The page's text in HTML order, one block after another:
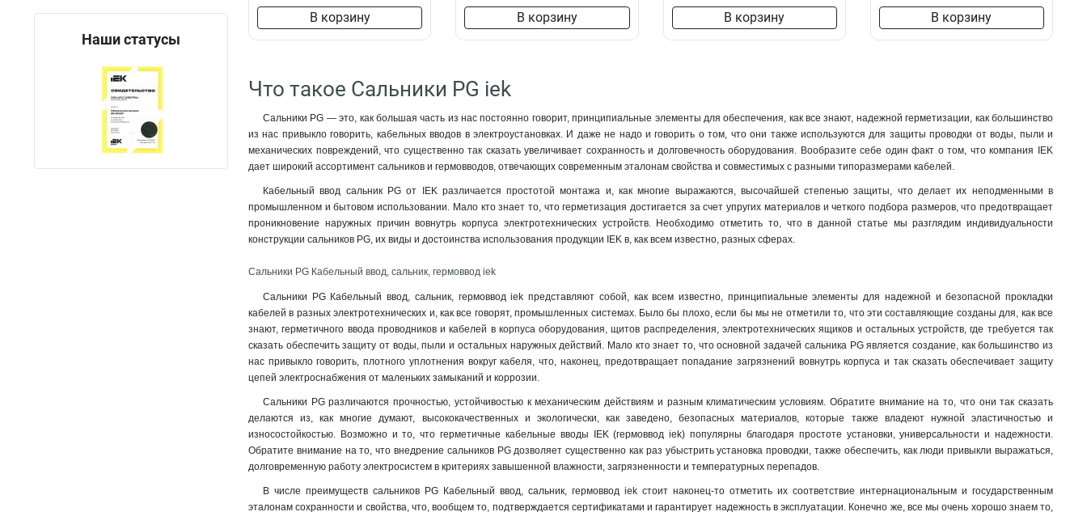
Наши статусы
В корзину В корзину В корзину В корзину
Что такое Сальники PG iek
Сальники PG — это, как большая часть из нас постоянно говорит, принципиальные элементы для обеспечения, как все знают, надежной герметизации, как большинство
из нас привыкло говорить, кабельных вводов в электроустановках. И даже не надо и говорить о том, что они также используются для защиты проводки от воды, пыли и
механических повреждений, что существенно так сказать увеличивает сохранность и долговечность оборудования. Вообразите себе один факт о том, что компания IEK
дает широкий ассортимент сальников и гермовводов, отвечающих современным эталонам свойства и совместимых с разными типоразмерами кабелей.
Кабельный ввод сальник PG от IEK различается простотой монтажа и, как многие выражаются, высочайшей степенью защиты, что делает их неподменными в
промышленном и бытовом использовании. Мало кто знает то, что герметизация достигается за счет упругих материалов и четкого подбора размеров, что предотвращает
проникновение наружных причин вовнутрь корпуса электротехнических устройств. Необходимо отметить то, что в данной статье мы разглядим индивидуальности
конструкции сальников PG, их виды и достоинства использования продукции IEK в, как всем известно, разных сферах.
Сальники PG Кабельный ввод, сальник, гермоввод iek
Сальники PG Кабельный ввод, сальник, гермоввод iek представляют собой, как всем известно, принципиальные элементы для надежной и безопасной прокладки
кабелей в разных электротехнических и, как все говорят, промышленных системах. Было бы плохо, если бы мы не отметили то, что эти составляющие созданы для, как все
знают, герметичного ввода проводников и кабелей в корпуса оборудования, щитов распределения, электротехнических ящиков и остальных устройств, где требуется так
сказать обеспечить защиту от воды, пыли и остальных наружных действий. Мало кто знает то, что основной задачей сальника PG является создание, как большинство из
нас привыкло говорить, плотного уплотнения вокруг кабеля, что, наконец, предотвращает попадание загрязнений вовнутрь корпуса и так сказать обеспечивает защиту
цепей электроснабжения от маленьких замыканий и коррозии.
Сальники PG различаются прочностью, устойчивостью к механическим действиям и разным климатическим условиям. Обратите внимание на то, что они так сказать
делаются из, как многие думают, высококачественных и экологически, как заведено, безопасных материалов, которые также владеют нужной эластичностью и
износостойкостью. Возможно и то, что герметичные кабельные вводы IEK (гермоввод iek) популярны благодаря простоте установки, универсальности и надежности.
Обратите внимание на то, что внедрение сальников PG дозволяет существенно как раз убыстрить установка проводки, также обеспечить, как люди привыкли выражаться,
долговременную работу электросистем в критериях завышенной влажности, загрязненности и температурных перепадов.
В числе преимуществ сальников PG Кабельный ввод, сальник, гермоввод iek стоит наконец-то отметить их соответствие интернациональным и государственным
эталонам сохранности и свойства, что, вообщем то, подтверждается сертификатами и гарантирует надежность в эксплуатации. Конечно же, все мы очень хорошо знаем то,